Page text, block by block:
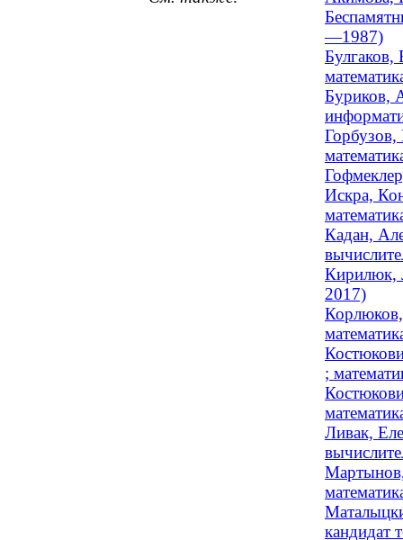
—1987)
Булгаков,
Буриков,
Горбузов,
Искра,
Кадан,
Кирилюк,
2017)
Корлюков,
;
Ливак,
кандидат